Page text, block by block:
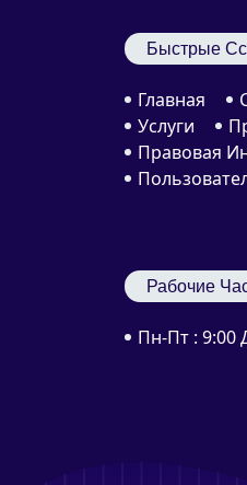
Быстрые
Главная
Услуги
Правовая
Рабочие
Пн-Пт : 9:00